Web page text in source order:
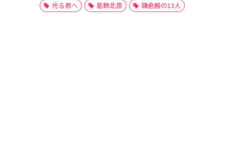
光る君へ
葛飾北斎 鎌倉殿の13人